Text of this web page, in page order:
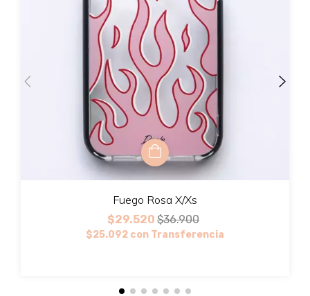
Fuego Rosa X/Xs
$29.520 $36.900
$25.092 con Transferencia